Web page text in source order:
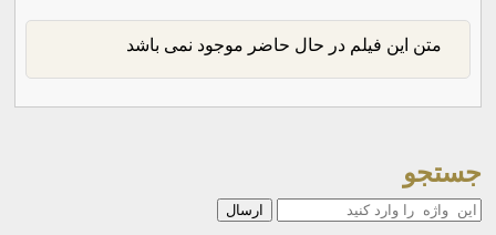
متن این فیلم در حال حاضر موجود نمی باشد
جستجو
جستجو